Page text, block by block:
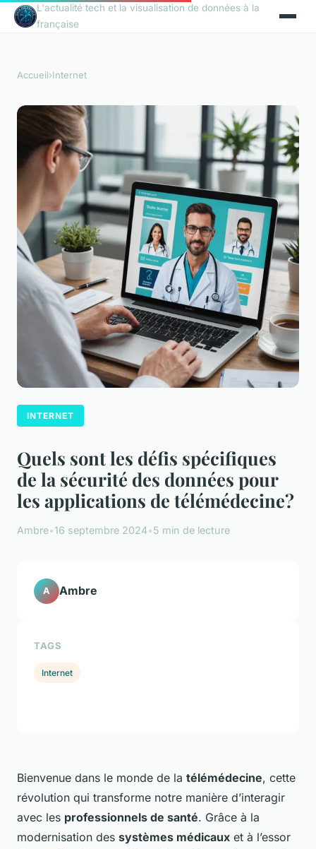
L'actualité tech et la visualisation de données à la
française
Accueil›Internet
INTERNET
Quels sont les défis spécifiques
de la sécurité des données pour
les applications de télémédecine?
Ambre•16 septembre 2024•5 min de lecture
Bienvenue dans le monde de la télémédecine, cette
révolution qui transforme notre manière d’interagir
avec les professionnels de santé. Grâce à la
modernisation des systèmes médicaux et à l’essor
A Ambre
TAGS
Internet